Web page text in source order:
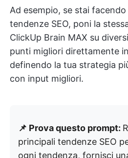
Ad esempio, se stai
tendenze SEO, poni la
ClickUp Brain MAX su
punti migliori direttamente
definendo la tua strategia
con input migliori.
📌 Prova questo prompt:
principali tendenze SEO
ogni tendenza, fornisci